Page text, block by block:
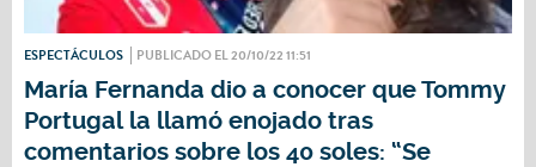
ESPECTÁCULOS PUBLICADO EL 20/10/22 11:51
María Fernanda dio a conocer que Tommy
Portugal la llamó enojado tras
comentarios sobre los 40 soles: “Se